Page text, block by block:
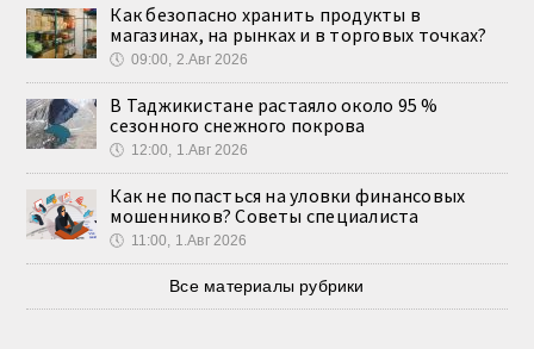
Как безопасно хранить продукты в
магазинах, на рынках и в торговых точках?
🕔 09:00, 2.Авг 2026
В Таджикистане растаяло около 95 %
сезонного снежного покрова
🕔 12:00, 1.Авг 2026
Как не попасться на уловки финансовых
мошенников? Советы специалиста
🕔 11:00, 1.Авг 2026
Все материалы рубрики